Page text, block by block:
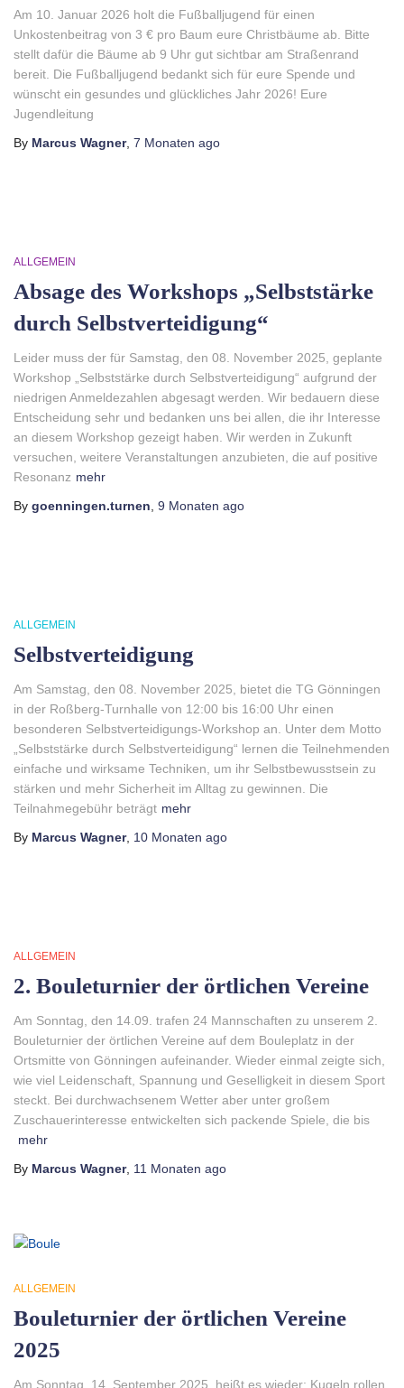
Am 10. Januar 2026 holt die Fußballjugend für einen
Unkostenbeitrag von 3 € pro Baum eure Christbäume ab. Bitte
stellt dafür die Bäume ab 9 Uhr gut sichtbar am Straßenrand
bereit. Die Fußballjugend bedankt sich für eure Spende und
wünscht ein gesundes und glückliches Jahr 2026! Eure
Jugendleitung
By Marcus Wagner, 7 Monaten ago
ALLGEMEIN
Absage des Workshops „Selbststärke
durch Selbstverteidigung“
Leider muss der für Samstag, den 08. November 2025, geplante
Workshop „Selbststärke durch Selbstverteidigung“ aufgrund der
niedrigen Anmeldezahlen abgesagt werden. Wir bedauern diese
Entscheidung sehr und bedanken uns bei allen, die ihr Interesse
an diesem Workshop gezeigt haben. Wir werden in Zukunft
versuchen, weitere Veranstaltungen anzubieten, die auf positive
Resonanz mehr
By goenningen.turnen 9 Monaten ago
ALLGEMEIN
Selbstverteidigung
Am Samstag, den 08. November 2025, bietet die TG Gönningen
in der Roßberg-Turnhalle von 12:00 bis 16:00 Uhr einen
besonderen Selbstverteidigungs-Workshop an. Unter dem Motto
„Selbststärke durch Selbstverteidigung“ lernen die Teilnehmenden
einfache und wirksame Techniken, um ihr Selbstbewusstsein zu
stärken und mehr Sicherheit im Alltag zu gewinnen. Die
Teilnahmegebühr beträgt mehr
By Marcus Wagner, 10 Monaten ago
ALLGEMEIN
2. Bouleturnier der örtlichen Vereine
Am Sonntag, den 14.09. trafen 24 Mannschaften zu unserem 2.
Bouleturnier der örtlichen Vereine auf dem Bouleplatz in der
Ortsmitte von Gönningen aufeinander. Wieder einmal zeigte sich,
wie viel Leidenschaft, Spannung und Geselligkeit in diesem Sport
steckt. Bei durchwachsenem Wetter aber unter großem
Zuschauerinteresse entwickelten sich packende Spiele, die bis
mehr
By Marcus Wagner, 11 Monaten ago
ALLGEMEIN
Bouleturnier der örtlichen Vereine
2025
Am Sonntag, 14. September 2025, heißt es wieder: Kugeln rollen,